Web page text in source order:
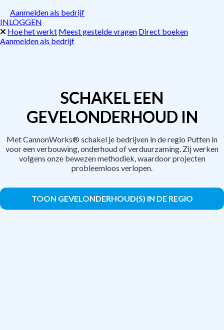
Aanmelden als bedrijf
INLOGGEN
Hoe het werkt Meest gestelde vragen Direct boeken
Aanmelden als bedrijf
SCHAKEL EEN
GEVELONDERHOUD IN
Met CannonWorks® schakel je bedrijven in de regio Putten in
voor een verbouwing, onderhoud of verduurzaming. Zij werken
volgens onze bewezen methodiek, waardoor projecten
probleemloos verlopen.
TOON GEVELONDERHOUD(S) IN DE REGIO